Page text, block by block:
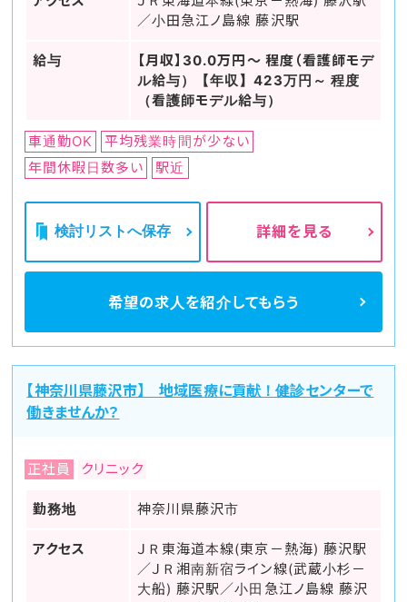
／小田急江ノ島線 藤沢駅
給与
【月収】30.0万円～ 程度（看護師モデ
ル給与）【年収】423万円～ 程度
（看護師モデル給与）
車通勤OK
平均残業時間が少ない
年間休暇日数多い
駅近
検討リストへ保存 詳細を見る
希望の求人を紹介してもらう
【神奈川県藤沢市】 地域医療に貢献！健診センターで
働きませんか？
正社員 クリニック
勤務地 神奈川県藤沢市
アクセス
ＪＲ東海道本線(東京－熱海) 藤沢駅
／ＪＲ湘南新宿ライン線(武蔵小杉－
大船) 藤沢駅／小田急江ノ島線 藤沢